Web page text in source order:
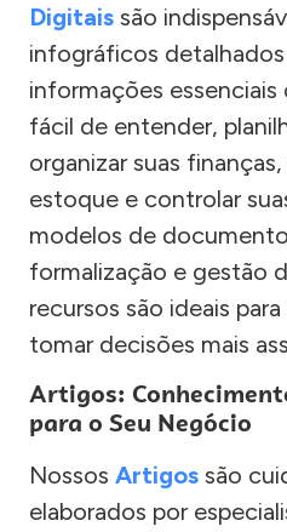
Digitais são
infográficos
informações essenciais
fácil de entender,
organizar suas
estoque e controlar
modelos de
formalização e gestão
recursos são ideais
tomar decisões mais
Artigos:
para o Seu Negócio
Nossos Artigos são
elaborados por